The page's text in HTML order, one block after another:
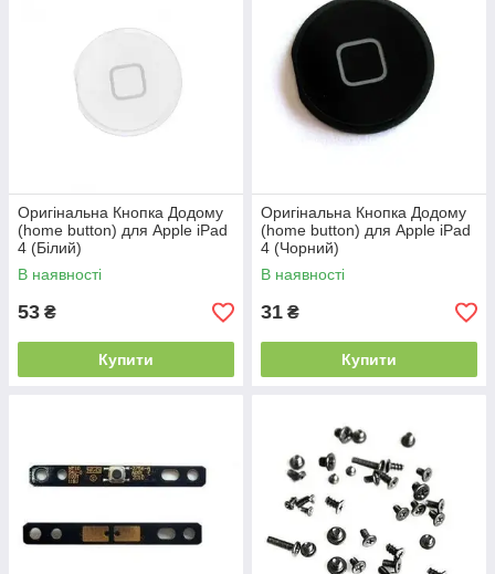
Оригінальна Кнопка Додому
(home button) для Apple iPad
4 (Білий)
В наявності
53 ₴
Купити
Оригінальна Кнопка Додому
(home button) для Apple iPad
4 (Чорний)
В наявності
31 ₴
Купити